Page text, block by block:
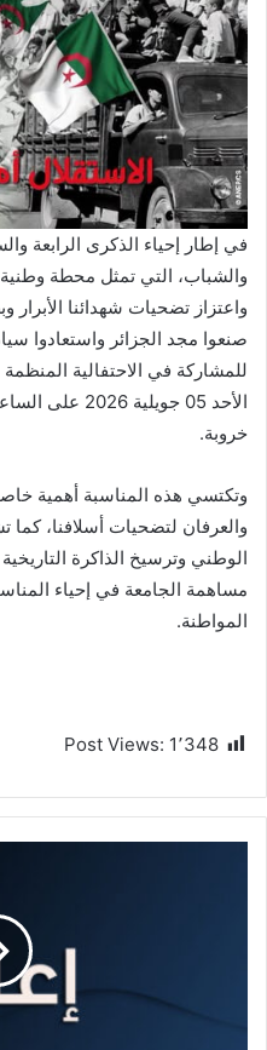
والشباب، التي تمثل محطة
واعتزاز تضحيات شهدائنا الأبرار
صنعوا مجد الجزائر واستعادوا
للمشاركة في الاحتفالية
خروبة.
وتكتسي هذه المناسبة أهمية
والعرفان لتضحيات أسلافنا، كما
الوطني وترسيخ الذاكرة
مساهمة الجامعة في إحياء
المواطنة.
Post Views: 1٬348